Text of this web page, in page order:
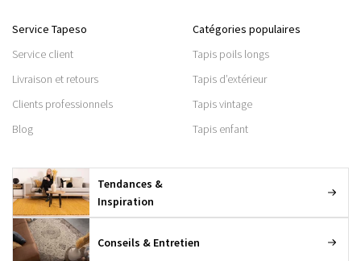
Service Tapeso
Service client
Livraison et retours
Clients professionnels
Blog
Catégories populaires
Tapis poils longs
Tapis d’extérieur
Tapis vintage
Tapis enfant
Tendances &
Inspiration
Conseils & Entretien